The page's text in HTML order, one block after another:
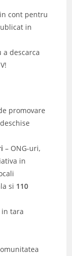
cont pentru
in
descarca
promovare
– ONG-uri,
in
si 110
tara